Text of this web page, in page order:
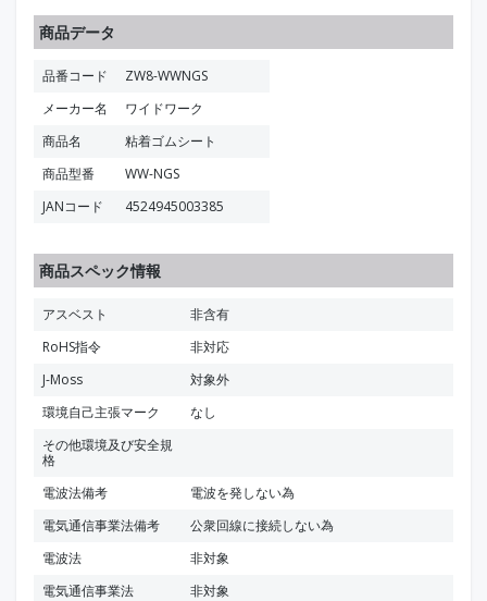
商品データ
品番コード
ZW8-WWNGS
メーカー名
ワイドワーク
商品名
粘着ゴムシート
商品型番
WW-NGS
JANコード
4524945003385
商品スペック情報
アスベスト
非含有
RoHS指令
非対応
J-Moss
対象外
環境自己主張マーク
なし
その他環境及び安全規
格
電波法備考
電波を発しない為
電気通信事業法備考
公衆回線に接続しない為
電波法
非対象
電気通信事業法
非対象